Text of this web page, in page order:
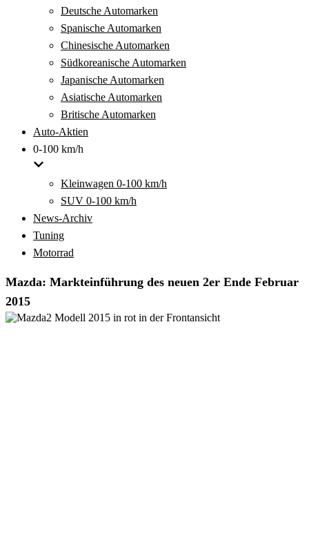
Deutsche Automarken
Spanische Automarken
Chinesische Automarken
Südkoreanische Automarken
Japanische Automarken
Asiatische Automarken
Britische Automarken
Auto-Aktien
0-100 km/h
Kleinwagen 0-100 km/h
SUV 0-100 km/h
News-Archiv
Tuning
Motorrad
Mazda: Markteinführung des neuen 2er Ende Februar
2015